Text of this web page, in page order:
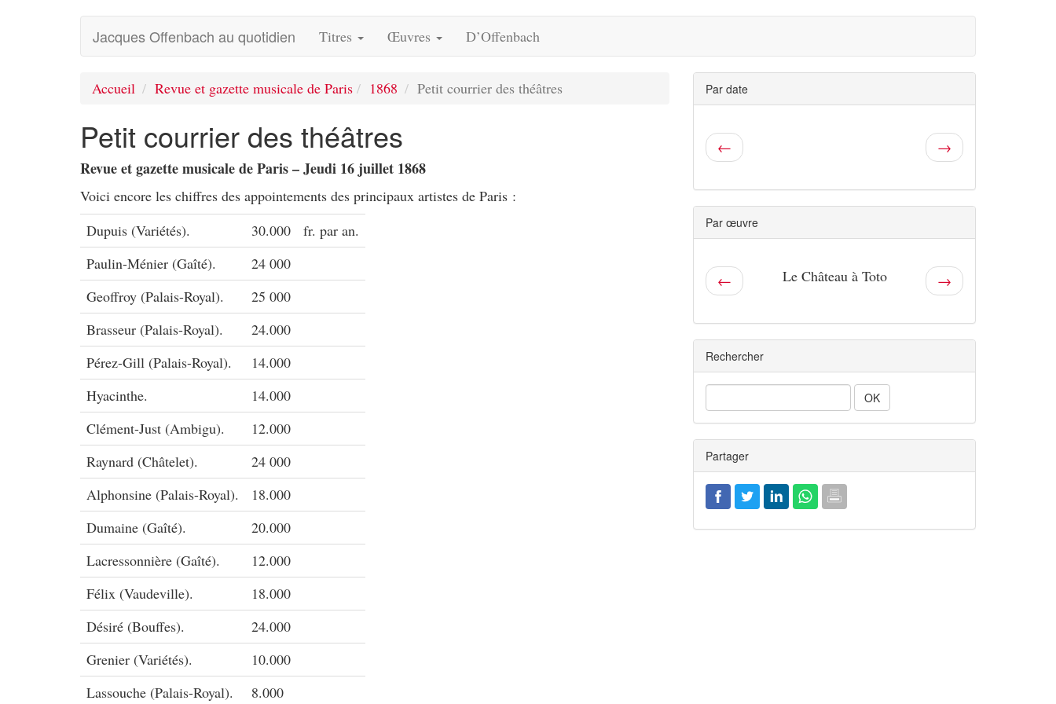
Jacques Offenbach au quotidien Titres Œuvres D’Offenbach
Accueil Revue et gazette musicale de Paris 1868 Petit courrier des théâtres
Petit courrier des théâtres
Revue et gazette musicale de Paris – Jeudi 16 juillet 1868
Voici encore les chiffres des appointements des principaux artistes de Paris :
Dupuis (Variétés).
30.000
fr. par an.
Paulin-Ménier (Gaîté).
24 000
Geoffroy (Palais-Royal).
25 000
Brasseur (Palais-Royal).
24.000
Pérez-Gill (Palais-Royal).
14.000
Hyacinthe.
14.000
Clément-Just (Ambigu).
12.000
Raynard (Châtelet).
24 000
Alphonsine (Palais-Royal).
18.000
Dumaine (Gaîté).
20.000
Lacressonnière (Gaîté).
12.000
Félix (Vaudeville).
18.000
Désiré (Bouffes).
24.000
Grenier (Variétés).
10.000
Lassouche (Palais-Royal).
8.000
Par date
← →
Par œuvre
← Le Château à Toto →
Rechercher
Partager